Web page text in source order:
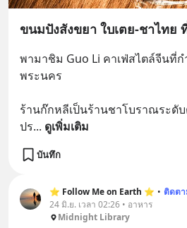
ขนมปังสังขยา ใบเตย-ชาไทย
พามาชิม Guo Li คาเฟ่สไตล์จีนที่
พระนคร
ร้านก๊กหลีเป็นร้านชาโบราณระดั
ปร... ดูเพิ่มเติม
บันทึก
⭐️ Follow Me on Earth ⭐️ • ติดต
24 มิ.ย. เวลา 02:26 • อาหาร
Midnight Library